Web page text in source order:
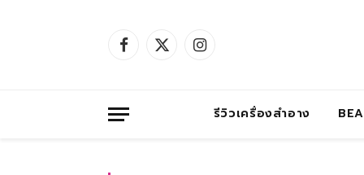
Facebook
X
Instagram
รีวิวเครื่องสำอาง